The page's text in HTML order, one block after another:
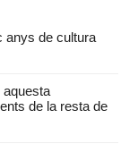
anys de cultura
aquesta
de la resta de